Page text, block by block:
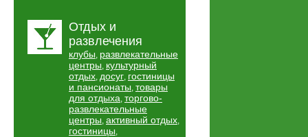
Отдых и
развлечения
клубы, развлекательные
центры, культурный
отдых, досуг, гостиницы
и пансионаты, товары
для отдыха, торгово-
развлекательные
центры, активный отдых,
гостиницы,